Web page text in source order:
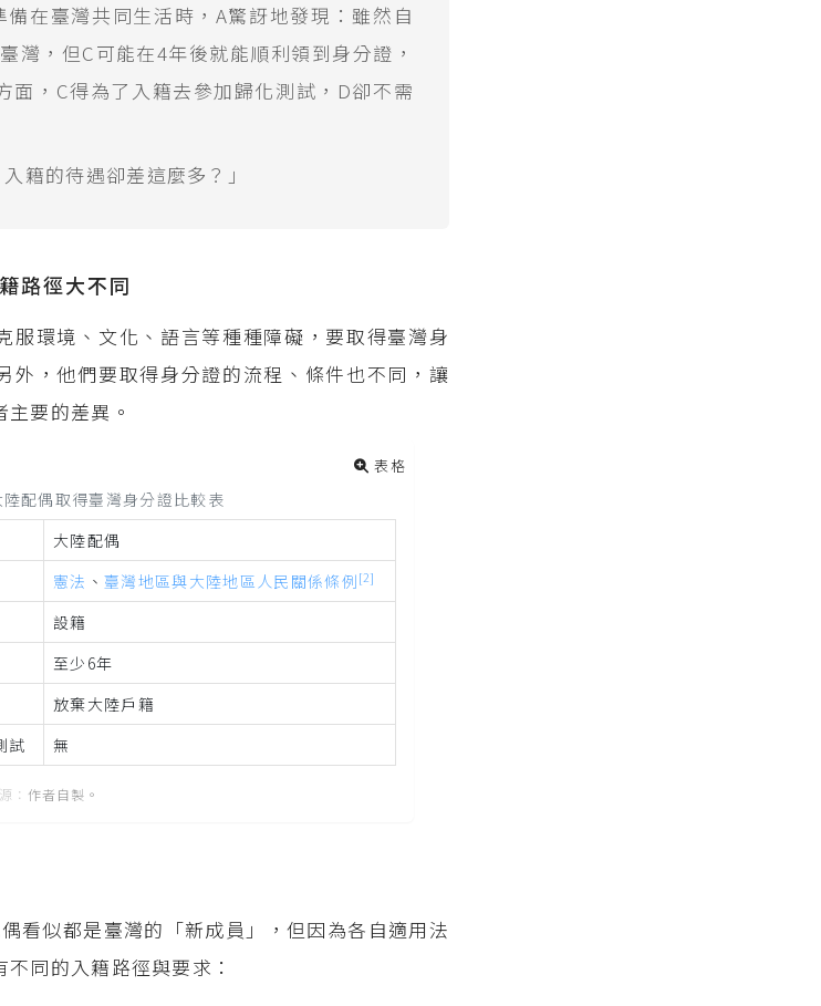
在臺灣共同生活時，A驚訝地發現：雖然自
灣，但C可能在4年後就能順利領到身分證，
面，C得為了入籍去參加歸化測試，D卻不需
籍的待遇卻差這麼多？」
路徑大不同
服環境、文化、語言等種種障礙，要取得臺灣身
外，他們要取得身分證的流程、條件也不同，讓
要的差異。
表格
配偶取得臺灣身分證比較表
大陸配偶
憲法 、 臺灣地區與大陸地區人民關係條例 [2]
設籍
至少6年
放棄大陸戶籍
試 無
作者自製。
看似都是臺灣的「新成員」，但因為各自適用法
同的入籍路徑與要求：